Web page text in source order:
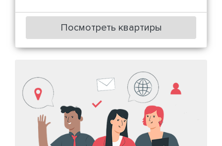
Посмотреть квартиры